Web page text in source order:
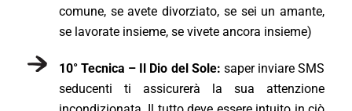
comune, se avete divorziato, se sei un amante,
se lavorate insieme, se vivete ancora insieme)
10° Tecnica – Il Dio del Sole: saper inviare SMS
seducenti ti assicurerà la sua attenzione